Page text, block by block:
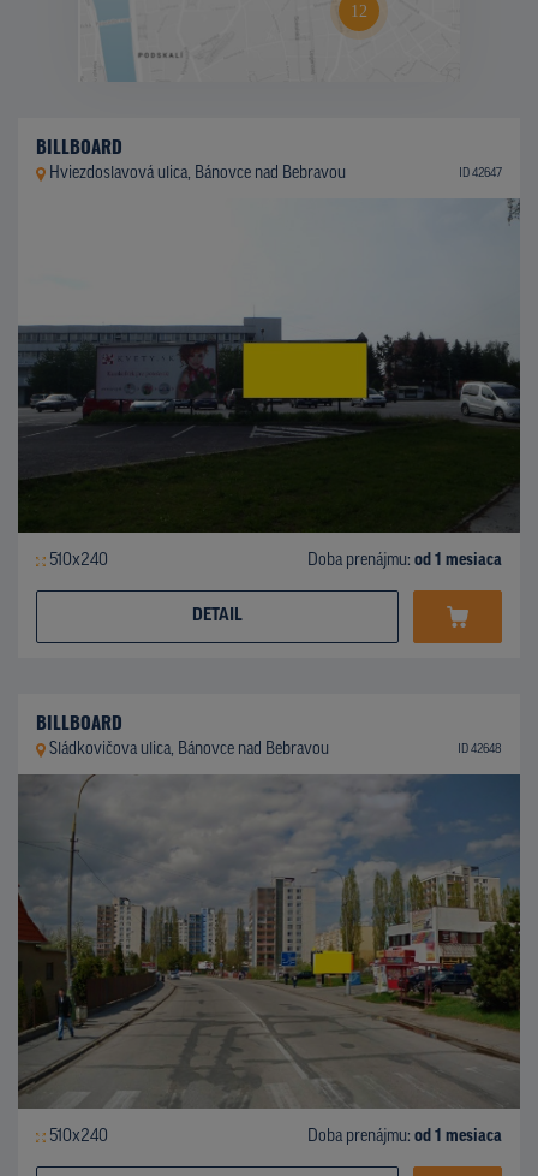
BILLBOARD
Hviezdoslavová ulica, Bánovce nad Bebravou ID 42647
510x240 Doba prenájmu: od 1 mesiaca
DETAIL
BILLBOARD
Sládkovičova ulica, Bánovce nad Bebravou ID 42648
510x240 Doba prenájmu: od 1 mesiaca